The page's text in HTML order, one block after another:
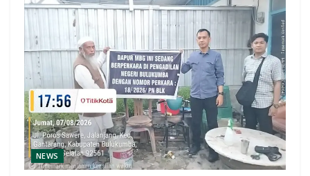
NEWS